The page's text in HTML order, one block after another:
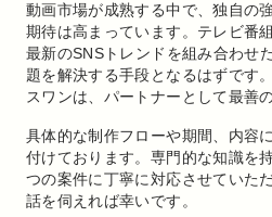
動画市場が成熟する中で、独自の
期待は高まっています。テレビ番
最新のSNSトレンドを組み合わせ
題を解決する手段となるはずです
スワンは、パートナーとして最善
具体的な制作フローや期間、内容
付けております。専門的な知識を
つの案件に丁寧に対応させていた
話を伺えれば幸いです。